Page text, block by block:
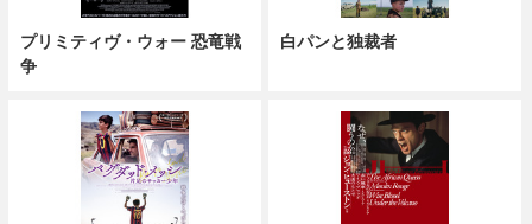
プリミティヴ・ウォー 恐竜戦
争
白パンと独裁者